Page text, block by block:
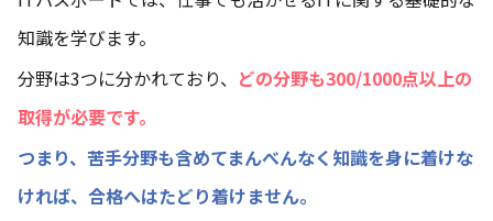
知識を学びます。
分野は3つに分かれており、 どの分野も300/1000点以上の
取得が必要です。
つまり、苦手分野も含めてまんべんなく知識を身に着けな
ければ、合格へはたどり着けません。